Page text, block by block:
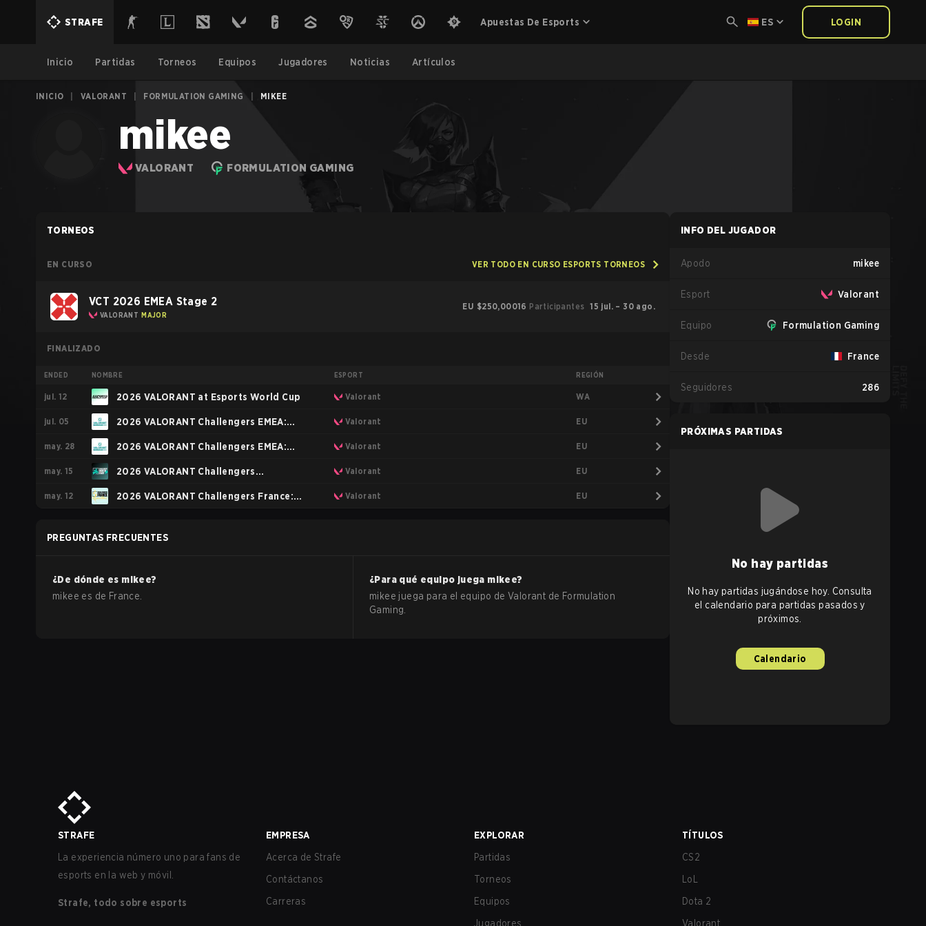
STRAFE Apuestas De Esports ES LOGIN
Inicio Partidas Torneos Equipos Jugadores Noticias Artículos
INICIO VALORANT FORMULATION GAMING MIKEE
mikee
VALORANT FORMULATION GAMING
TORNEOS
EN CURSO VER TODO EN CURSO ESPORTS TORNEOS
VCT 2026 EMEA Stage 2
VALORANT MAJOR
EU $250,00016 Participantes 15 jul. – 30 ago.
FINALIZADO
ENDED NOMBRE ESPORT REGIÓN
jul. 12 2026 VALORANT at Esports World Cup Valorant WA
jul. 05 2026 VALORANT Challengers EMEA:
Stage 3
Valorant EU
may. 28 2026 VALORANT Challengers EMEA:
Stage 2
Valorant EU
may. 15 2026 VALORANT Challengers
NORTH//EAST: Stage 2
Valorant EU
may. 12 2026 VALORANT Challengers France: Valorant EU
PREGUNTAS FRECUENTES
¿De dónde es mikee?
mikee es de France
¿Para qué equipo juega mikee?
mikee juega para el equipo de Valorant de Formulation
Gaming
INFO DEL JUGADOR
Apodo mikee
Esport Valorant
Equipo Formulation Gaming
Desde France
Seguidores 286
PRÓXIMAS PARTIDAS
No hay partidas
No hay partidas jugándose hoy. Consulta
el calendario para partidas pasados y
próximos.
Calendario
STRAFE
La experiencia número uno para fans de
esports en la web y móvil.
Strafe, todo sobre esports
EMPRESA
Acerca de Strafe
Contáctanos
Carreras
EXPLORAR
Partidas
Torneos
Equipos
Jugadores
TÍTULOS
CS2
LoL
Dota 2
Valorant